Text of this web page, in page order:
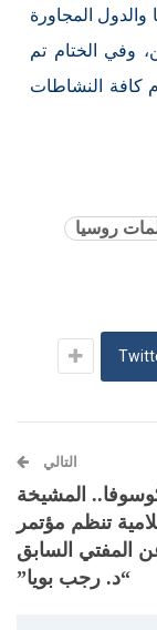
والدول المجاورة
وفي الختام تم
كافة النشاطات
روسيا
التالي
المشيخة
تنظم مؤتمر
المفتي السابق
“د. رجب بويا”